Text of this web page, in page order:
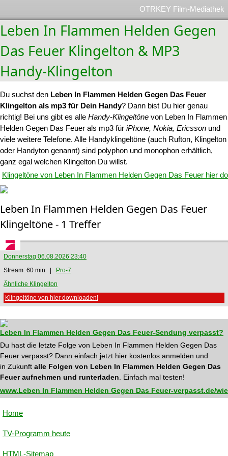
OTRKEY Film-Mediathek
Leben In Flammen Helden Gegen
Das Feuer Klingelton & MP3
Handy-Klingelton
Du suchst den Leben In Flammen Helden Gegen Das Feuer
Klingelton als mp3 für Dein Handy? Dann bist Du hier genau
richtig! Bei uns gibt es alle Handy-Klingeltöne von Leben In Flammen
Helden Gegen Das Feuer als mp3 für iPhone, Nokia, Ericsson und
viele weitere Telefone. Alle Handyklingeltöne (auch Rufton, Klingelton
oder Handyton genannt) sind polyphon und monophon erhältlich,
ganz egal welchen Klingelton Du willst.
Klingeltöne von Leben In Flammen Helden Gegen Das Feuer hier
Leben In Flammen Helden Gegen Das Feuer
Klingeltöne - 1 Treffer
Donnerstag 06.08.2026 23:40
Stream: 60 min |
Pro-7
Ähnliche Klingelton
Klingeltöne von hier downloaden!
Leben In Flammen Helden Gegen Das Feuer-Sendung verpasst?
Du hast die letzte Folge von Leben In Flammen Helden Gegen Das
Feuer verpasst? Dann einfach jetzt hier kostenlos anmelden und
in Zukunft alle Folgen von Leben In Flammen Helden Gegen Das
Feuer aufnehmen und runterladen . Einfach mal testen!
www.Leben In Flammen Helden Gegen Das Feuer-verpasst.de/
Home
TV-Programm heute
HTML-Sitemap